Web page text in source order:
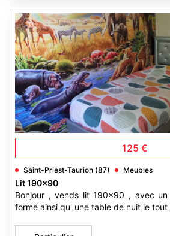
125 €
Saint-Priest-Taurion (87) Meubles
Lit 190x90
Bonjour , vends lit 190x90 , avec un
forme ainsi qu' une table de nuit le